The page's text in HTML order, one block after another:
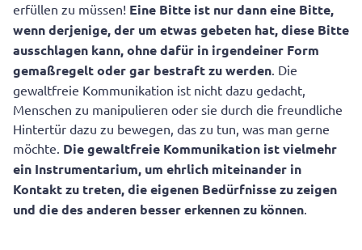
erfüllen zu müssen! Eine Bitte ist nur dann eine Bitte,
wenn derjenige, der um etwas gebeten hat, diese Bitte
ausschlagen kann, ohne dafür in irgendeiner Form
gemaßregelt oder gar bestraft zu werden. Die
gewaltfreie Kommunikation ist nicht dazu gedacht,
Menschen zu manipulieren oder sie durch die freundliche
Hintertür dazu zu bewegen, das zu tun, was man gerne
möchte. Die gewaltfreie Kommunikation ist vielmehr
ein Instrumentarium, um ehrlich miteinander in
Kontakt zu treten, die eigenen Bedürfnisse zu zeigen
und die des anderen besser erkennen zu können.